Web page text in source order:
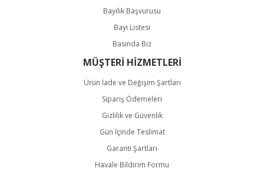
Bayilik Başvurusu
Bayi Listesi
Basında Biz
MÜŞTERİ HİZMETLERİ
Ürün İade ve Değişim Şartları
Sipariş Ödemeleri
Gizlilik ve Güvenlik
Gün İçinde Teslimat
Garanti Şartları
Havale Bildirim Formu